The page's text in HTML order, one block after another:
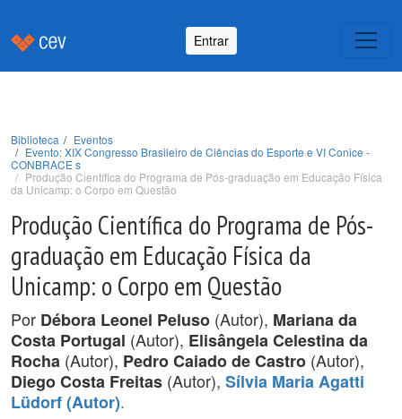
Entrar
Biblioteca
Eventos
Evento: XIX Congresso Brasileiro de Ciências do Esporte e VI Conice -
CONBRACE s
Produção Científica do Programa de Pós-graduação em Educação Física
da Unicamp: o Corpo em Questão
Produção Científica do Programa de Pós-
graduação em Educação Física da
Unicamp: o Corpo em Questão
Por Débora Leonel Peluso (Autor), Mariana da
Costa Portugal (Autor), Elisângela Celestina da
Rocha (Autor), Pedro Caiado de Castro (Autor),
Diego Costa Freitas (Autor), Sílvia Maria Agatti
Lüdorf (Autor).